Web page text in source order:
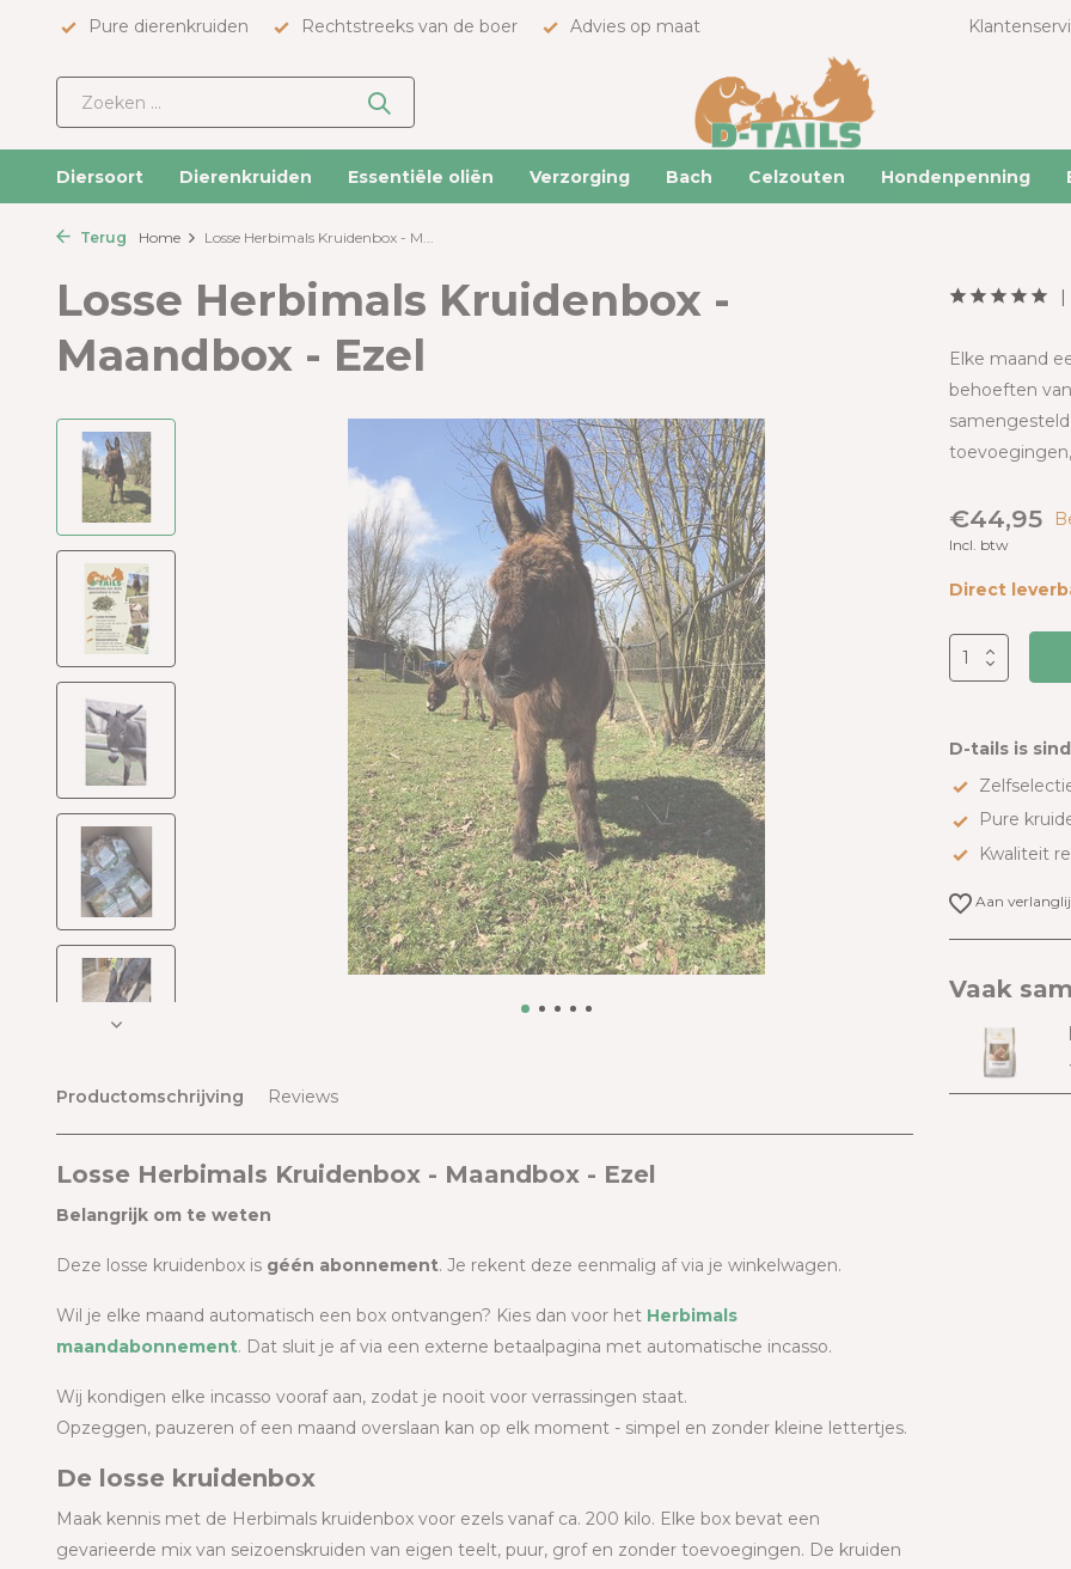
Pure dierenkruiden Rechtstreeks van de boer Advies op maat
Diersoort Dierenkruiden Essentiële oliën Verzorging Bach Celzouten Hondenpenning
Terug Home Losse Herbimals Kruidenbox - M...
Losse Herbimals Kruidenbox -
Maandbox - Ezel
Productomschrijving Reviews
Losse Herbimals Kruidenbox - Maandbox - Ezel
Belangrijk om te weten
Deze losse kruidenbox is géén abonnement. Je rekent deze eenmalig af via je winkelwagen.
Wil je elke maand automatisch een box ontvangen? Kies dan voor het Herbimals
maandabonnement. Dat sluit je af via een externe betaalpagina met automatische incasso.
Wij kondigen elke incasso vooraf aan, zodat je nooit voor verrassingen staat.
Opzeggen, pauzeren of een maand overslaan kan op elk moment - simpel en zonder kleine lettertjes.
De losse kruidenbox
Maak kennis met de Herbimals kruidenbox voor ezels vanaf ca. 200 kilo. Elke box bevat een
gevarieerde mix van seizoenskruiden van eigen teelt, puur, grof en zonder toevoegingen. De kruiden
Elke maand
behoeften
€44,95
Incl. btw
Direct
D-tails is
Pure
Kwaliteit
Aan
Vaak